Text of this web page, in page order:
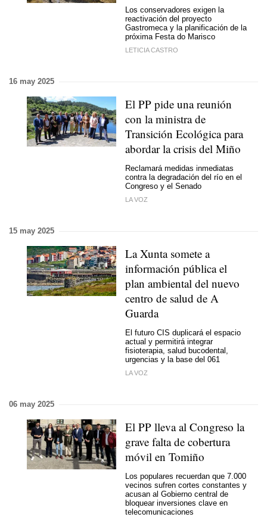
Los conservadores exigen la
reactivación del proyecto
Gastromeca y la planificación de la
próxima Festa do Marisco
LETICIA CASTRO
16 may 2025
El PP pide una reunión
con la ministra de
Transición Ecológica para
abordar la crisis del Miño
Reclamará medidas inmediatas
contra la degradación del río en el
Congreso y el Senado
LA VOZ
15 may 2025
La Xunta somete a
información pública el
plan ambiental del nuevo
centro de salud de A
Guarda
El futuro CIS duplicará el espacio
actual y permitirá integrar
fisioterapia, salud bucodental,
urgencias y la base del 061
LA VOZ
06 may 2025
El PP lleva al Congreso la
grave falta de cobertura
móvil en Tomiño
Los populares recuerdan que 7.000
vecinos sufren cortes constantes y
acusan al Gobierno central de
bloquear inversiones clave en
telecomunicaciones